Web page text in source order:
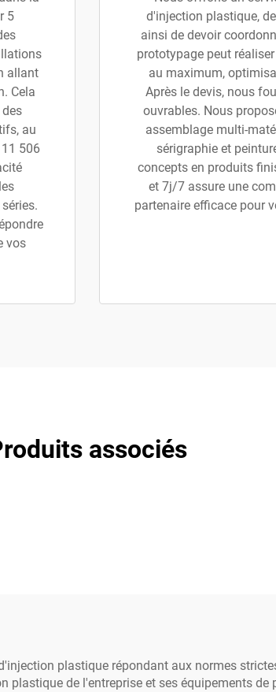
5
allant
Cela
au
506
vos
d'injection plastique,
ainsi de devoir
prototypage peut
au maximum,
Après le devis, nous
ouvrables. Nous
assemblage multi-
sérigraphie et
concepts en produits
et 7j/7 assure une
partenaire efficace pour
associés
plastique répondant aux normes
de l'entreprise et ses équipements